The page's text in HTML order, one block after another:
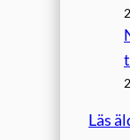
Läs